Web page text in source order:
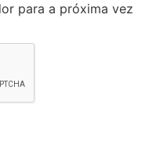
para a próxima vez